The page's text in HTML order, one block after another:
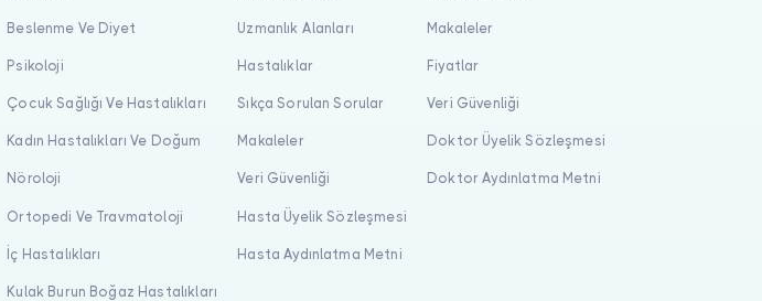
Beslenme Ve Diyet
Psikoloji
Çocuk Sağlığı Ve Hastalıkları
Kadın Hastalıkları Ve Doğum
Nöroloji
Ortopedi Ve Travmatoloji
İç Hastalıkları
Kulak Burun Boğaz Hastalıkları
Uzmanlık Alanları
Hastalıklar
Sıkça Sorulan Sorular
Makaleler
Veri Güvenliği
Hasta Üyelik Sözleşmesi
Hasta Aydınlatma Metni
Makaleler
Fiyatlar
Veri Güvenliği
Doktor Üyelik Sözleşmesi
Doktor Aydınlatma Metni